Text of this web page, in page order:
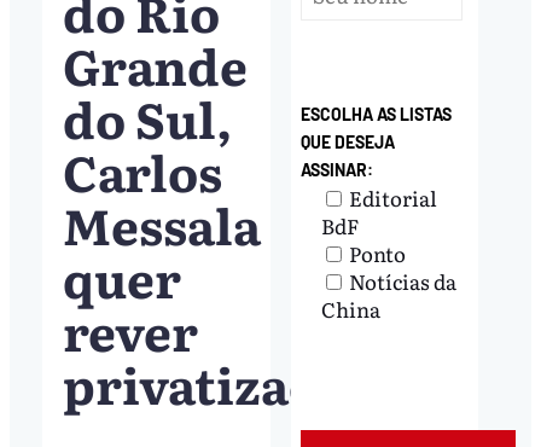
Grande
do Sul,
Carlos
Messala
quer
rever
privatizações
ESCOLHA AS LISTAS
QUE DESEJA
ASSINAR:
Editorial
BdF
Ponto
Notícias da
China